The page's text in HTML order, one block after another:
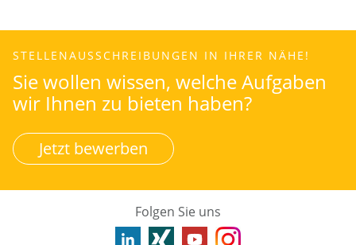
STELLENAUSSCHREIBUNGEN IN IHRER NÄHE!
Sie wollen wissen, welche Aufgaben
wir Ihnen zu bieten haben?
Jetzt bewerben
Folgen Sie uns